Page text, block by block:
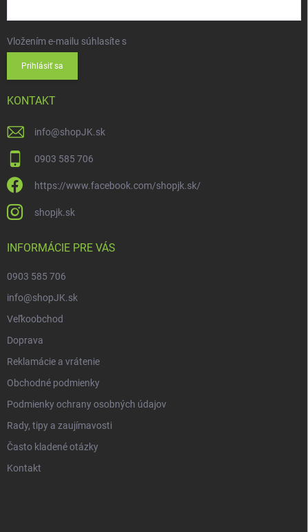
Vložením e-mailu súhlasíte s
Prihlásiť sa
KONTAKT
info@shopJK.sk
0903 585 706
https://www.facebook.com/shopjk.sk/
shopjk.sk
INFORMÁCIE PRE VÁS
0903 585 706
info@shopJK.sk
Veľkoobchod
Doprava
Reklamácie a vrátenie
Obchodné podmienky
Podmienky ochrany osobných údajov
Rady, tipy a zaujímavosti
Často kladené otázky
Kontakt